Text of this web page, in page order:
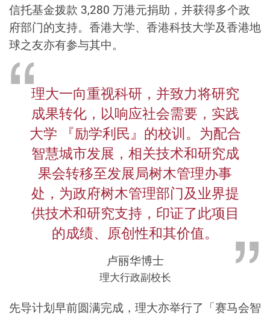
信托基金拨款 3,280 万港元捐助，并获得多个政
府部门的支持。香港大学、香港科技大学及香港地
球之友亦有参与其中。
理大一向重视科研，并致力将研究
成果转化，以响应社会需要，实践
大学 『励学利民』的校训。为配合
智慧城市发展，相关技术和研究成
果会转移至发展局树木管理办事
处，为政府树木管理部门及业界提
供技术和研究支持，印证了此项目
的成绩、原创性和其价值。
卢丽华博士
理大行政副校长
先导计划早前圆满完成，理大亦举行了「赛马会智